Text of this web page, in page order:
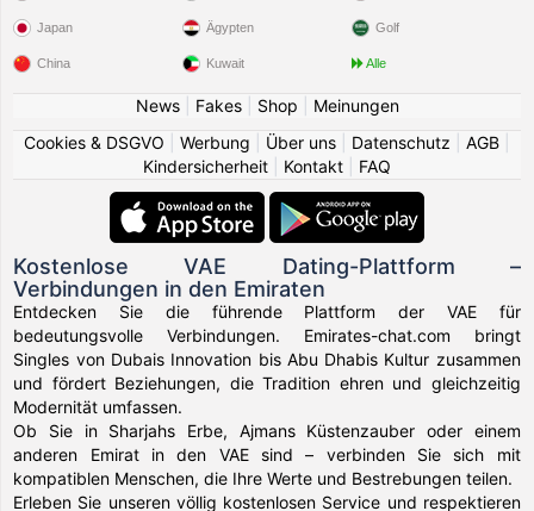
Japan
China
Ägypten
Kuwait
Golf
Alle
News| Fakes| Shop
Meinungen
Cookies & DSGVO
Werbung Über uns Datenschutz AGB
Kindersicherheit
Kontakt FAQ
Kostenlose VAE Dating-Plattform –
Verbindungen in den Emiraten
Entdecken Sie die führende Plattform der VAE für
bedeutungsvolle Verbindungen. Emirates-chat.com bringt
Singles von Dubais Innovation bis Abu Dhabis Kultur zusammen
und fördert Beziehungen, die Tradition ehren und gleichzeitig
Modernität umfassen.
Ob Sie in Sharjahs Erbe, Ajmans Küstenzauber oder einem
anderen Emirat in den VAE sind – verbinden Sie sich mit
kompatiblen Menschen, die Ihre Werte und Bestrebungen teilen.
Erleben Sie unseren völlig kostenlosen Service und respektieren